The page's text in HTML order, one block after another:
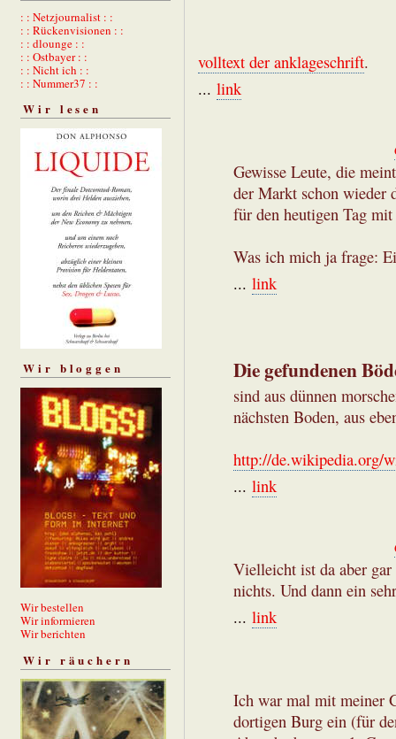
: : Netzjournalist : :
: : Rückenvisionen : :
: : dlounge : :
: : Ostbayer : :
: : Nicht ich : :
: : Nummer37 : :
Wir lesen
Wir bloggen
Wir bestellen
Wir informieren
Wir berichten
Wir räuchern
volltext der anklageschrift.
... link
Gewisse Leute, die
der Markt schon wieder
für den heutigen Tag
Was ich mich ja frage:
... link
Die gefundenen
sind aus dünnen
nächsten Boden, aus
http://de.wikipedia.org/
... link
Vielleicht ist da aber
nichts. Und dann ein
... link
Ich war mal mit meiner
dortigen Burg ein (für